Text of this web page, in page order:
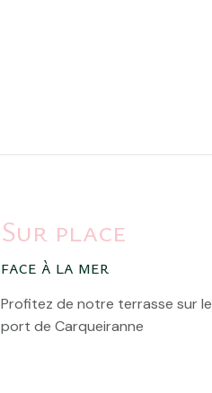
Sur place
face à la mer
Profitez de notre terrasse sur le
port de Carqueiranne